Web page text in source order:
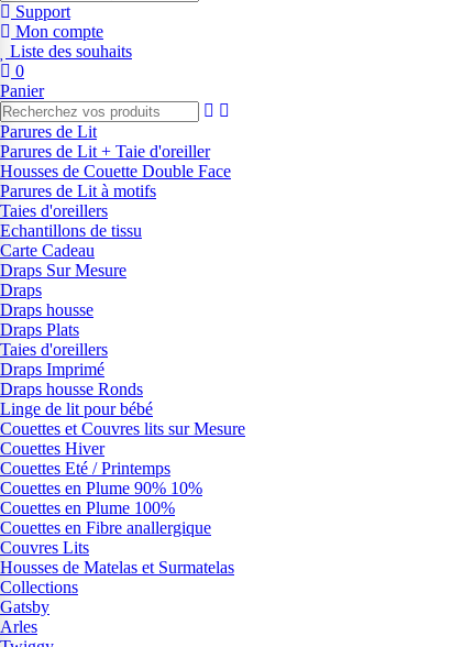
Support
Mon compte
Liste des souhaits
0
Panier
Parures de Lit
Parures de Lit + Taie d'oreiller
Housses de Couette Double Face
Parures de Lit à motifs
Taies d'oreillers
Echantillons de tissu
Carte Cadeau
Draps Sur Mesure
Draps
Draps housse
Draps Plats
Taies d'oreillers
Draps Imprimé
Draps housse Ronds
Linge de lit pour bébé
Couettes et Couvres lits sur Mesure
Couettes Hiver
Couettes Eté / Printemps
Couettes en Plume 90% 10%
Couettes en Plume 100%
Couettes en Fibre anallergique
Couvres Lits
Housses de Matelas et Surmatelas
Collections
Gatsby
Arles